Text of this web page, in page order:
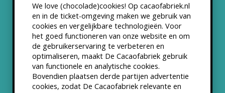
We love (chocolade)cookies! Op cacaofabriek.nl
en in de ticket-omgeving maken we gebruik van
cookies en vergelijkbare technologieën. Voor
het goed functioneren van onze website en om
de gebruikerservaring te verbeteren en
optimaliseren, maakt De Cacaofabriek gebruik
van functionele en analytische cookies.
Bovendien plaatsen derde partijen advertentie
cookies, zodat De Cacaofabriek relevante en
Partners & Samenwerkingen
ANBI status
Nieuwsbrief